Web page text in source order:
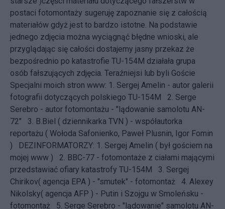
postaci fotomontaży sugeruję zapoznanie się z całością
materiałów gdyż jest to bardzo istotne. Na podstawie
jednego zdjęcia można wyciągnąć błędne wnioski, ale
przyglądając się całości dostajemy jasny przekaz że
bezpośrednio po katastrofie TU-154M działała grupa
osób fałszujących zdjęcia. Teraźniejsi lub byli Goście
Specjalni moich stron www: 1. Sergej Amelin - autor galerii
fotografii dotyczących polskiego TU-154M 2. Serge
Serebro - autor fotomontażu - "lądowanie samolotu AN-
72" 3. B.Biel ( dziennikarka TVN ) - współautorka
reportażu ( Wołoda Safonienko, Paweł Plusnin, Igor Fomin
) DEZINFORMATORZY: 1. Sergej Amelin ( był gościem na
mojej www ) 2. BBC-77 - fotomontaże z ciałami mającymi
przedstawiać ofiary katastrofy TU-154M 3. Sergej
Chirikov( agencja EPA ) - "smutek" - fotomontaż 4. Alexey
Nikolsky( agencja AFP ) - Putin i Szojgu w Smoleńsku -
fotomontaż 5. Serge Serebro - "lądowanie" samolotu AN-